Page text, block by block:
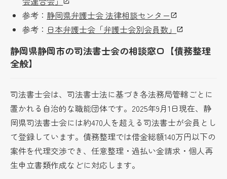
参考： 静岡県弁護士会 法律相談センター
参考： 日本弁護士会「弁護士会別会員数」
静岡県静岡市の司法書士会の相談窓口【債務整理
全般】
司法書士会は、司法書士法に基づき各法務局管轄ごとに
置かれる自治的な職能団体です。2025年9月1日現在、静
岡県司法書士会には約470人を超える司法書士が会員とし
て登録しています。債務整理では借金総額140万円以下の
案件を代理交渉でき、任意整理・過払い金請求・個人再
生申立書類作成などに対応します。